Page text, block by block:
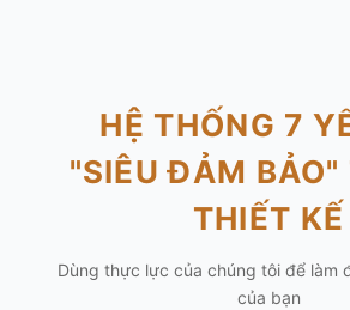
HỆ THỐNG 7
"SIÊU ĐẢM BẢO"
THIẾT KẾ
Dùng thực lực của chúng tôi để làm
của bạn